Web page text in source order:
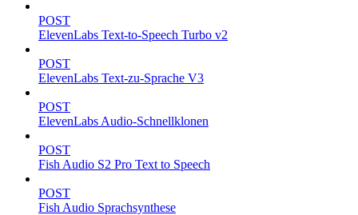
POST
ElevenLabs Text-to-Speech Turbo v2
POST
ElevenLabs Text-zu-Sprache V3
POST
ElevenLabs Audio-Schnellklonen
POST
Fish Audio S2 Pro Text to Speech
POST
Fish Audio Sprachsynthese